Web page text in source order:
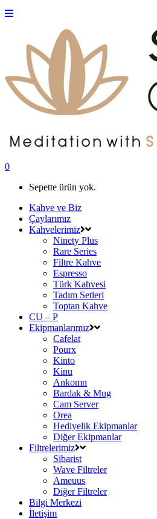
0
Sepette ürün yok.
Kahve ve Biz
Çaylarımız
Kahvelerimiz
Ninety Plus
Rare Series
Filtre Kahve
Espresso
Türk Kahvesi
Tadım Setleri
Toptan Kahve
CU – P
Ekipmanlarımız
Cafelat
Pourx
Kinto
Kinu
Ankomn
Bardak & Mug
Cam Server
Orea
Hediyelik Ekipmanlar
Diğer Ekipmanlar
Filtrelerimiz
Sibarist
Wave Filtreler
Ameuus
Diğer Filtreler
Bilgi Merkezi
İletişim